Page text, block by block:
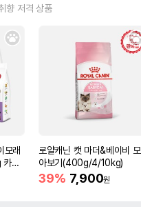
향 저격 상품
모래
사
로얄캐닌 캣 마더&베이비 모
아보기(400g/4/10kg)
39% 7,900원